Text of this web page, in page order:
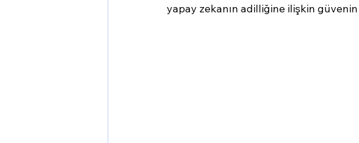
yapay zekanın adilliğine ilişkin